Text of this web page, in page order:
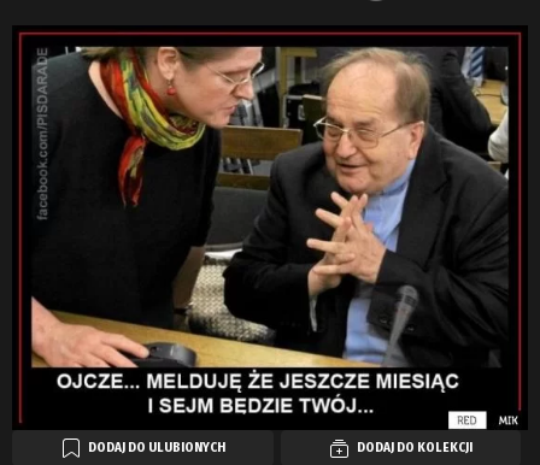
DODAJ DO ULUBIONYCH DODAJ DO KOLEKCJI